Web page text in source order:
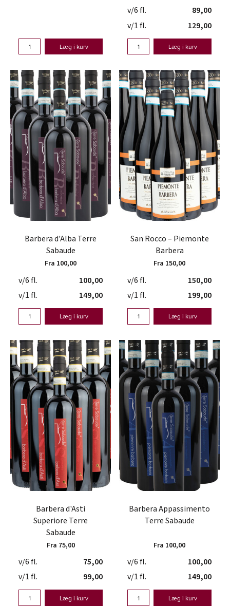
Læg i kurv
v/6 fl.
89,00
v/1 fl.
129,00
Læg i kurv
Barbera d'Alba Terre
Sabaude
Fra 100,00
v/6 fl.
100,00
v/1 fl.
149,00
Læg i kurv
San Rocco – Piemonte
Barbera
Fra 150,00
v/6 fl.
150,00
v/1 fl.
199,00
Læg i kurv
Barbera d'Asti
Superiore Terre
Sabaude
Fra 75,00
v/6 fl.
75,00
v/1 fl.
99,00
Læg i kurv
Barbera Appassimento
Terre Sabaude
Fra 100,00
v/6 fl.
100,00
v/1 fl.
149,00
Læg i kurv